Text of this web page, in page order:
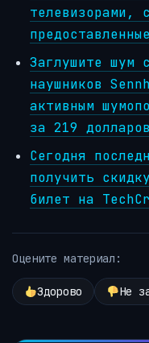
телевизорами,
Заглушите шум
наушников
активным
за 219
Сегодня
получить
билет на
Оцените материал:
Здорово Не